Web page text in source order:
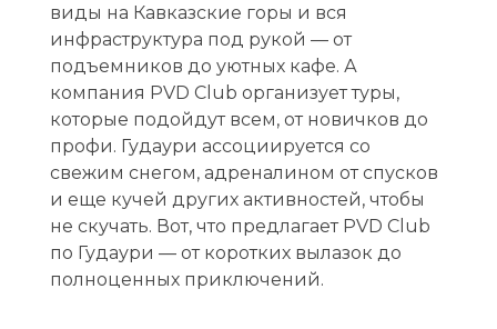
ы
и
п
р
о
г
р
виды на Кавказские горы и вся
инфраструктура под рукой — от
подъемников до уютных кафе. А
компания PVD Club организует туры,
которые подойдут всем, от новичков до
профи. Гудаури ассоциируется со
свежим снегом, адреналином от спусков
и еще кучей других активностей, чтобы
не скучать. Вот, что предлагает PVD Club
по Гудаури — от коротких вылазок до
полноценных приключений.